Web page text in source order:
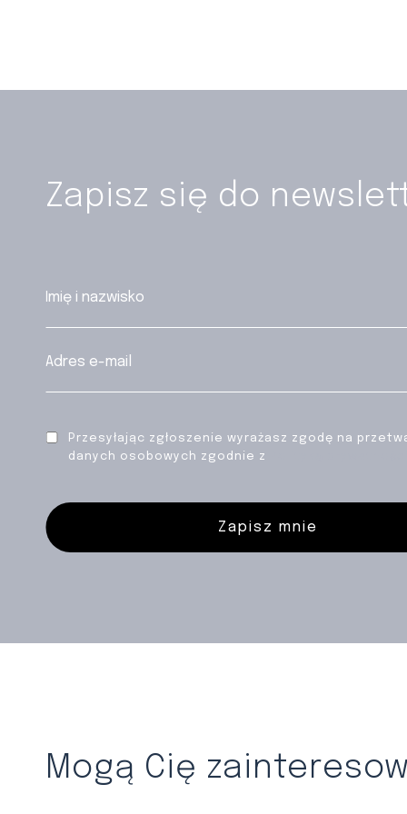
Zapisz się do
Przesyłając zgłoszenie wyrażasz zgodę na
danych osobowych zgodnie z
Zapisz mnie
Mogą Cię